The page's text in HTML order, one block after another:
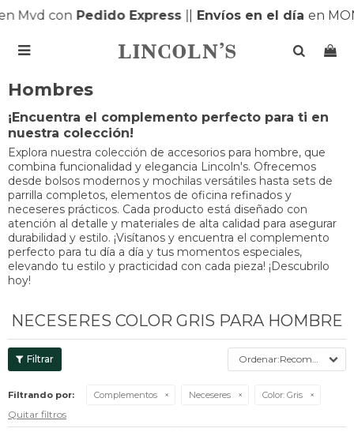
Mvd conPedido Express|| Envíos en el díaen

Hombres
¡Encuentra el complemento perfecto para ti en
nuestra colección!
Explora nuestra colección de accesorios para hombre, que
combina funcionalidad y elegancia Lincoln's. Ofrecemos
desde bolsos modernos y mochilas versátiles hasta sets de
parrilla completos, elementos de oficina refinados y
neceseres prácticos. Cada producto está diseñado con
atención al detalle y materiales de alta calidad para asegurar
durabilidad y estilo. ¡Visítanos y encuentra el complemento
perfecto para tu día a día y tus momentos especiales,
elevando tu estilo y practicidad con cada pieza! ¡Descubrilo
hoy!
NECESERES COLOR GRIS PARA HOMBRE
Recomendados
Filtrando por: Complementos Neceseres Color: Gris
Quitar filtros